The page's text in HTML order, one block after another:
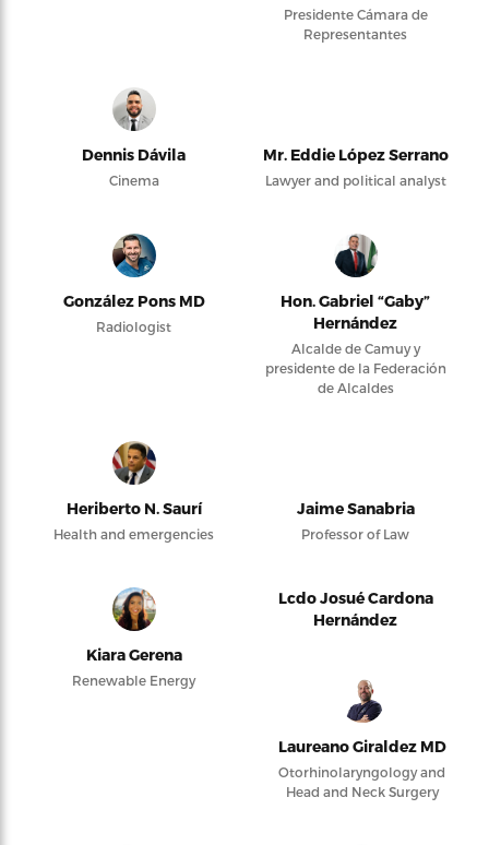
Presidente Cámara de
Representantes
Dennis Dávila
Cinema
Mr. Eddie López Serrano
Lawyer and political analyst
González Pons MD
Radiologist
Hon. Gabriel “Gaby”
Hernández
Alcalde de Camuy y
presidente de la Federación
de Alcaldes
Heriberto N. Saurí
Health and emergencies
Jaime Sanabria
Professor of Law
Kiara Gerena
Renewable Energy
Lcdo Josué Cardona
Hernández
Laureano Giraldez MD
Otorhinolaryngology and
Head and Neck Surgery